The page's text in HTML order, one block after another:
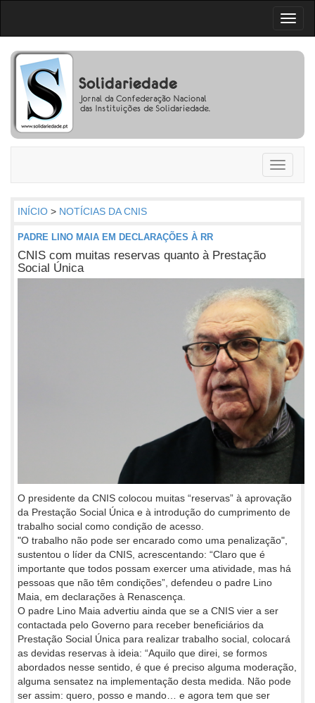
Toggle
INÍCIO > NOTÍCIAS DA CNIS
PADRE LINO MAIA EM DECLARAÇÕES À RR
CNIS com muitas reservas quanto à Prestação
Social Única
O presidente da CNIS colocou muitas “reservas” à aprovação
da Prestação Social Única e à introdução do cumprimento de
trabalho social como condição de acesso.
"O trabalho não pode ser encarado como uma penalização",
sustentou o líder da CNIS, acrescentando: “Claro que é
importante que todos possam exercer uma atividade, mas há
pessoas que não têm condições”, defendeu o padre Lino
Maia, em declarações à Renascença.
O padre Lino Maia advertiu ainda que se a CNIS vier a ser
contactada pelo Governo para receber beneficiários da
Prestação Social Única para realizar trabalho social, colocará
as devidas reservas à ideia: “Aquilo que direi, se formos
abordados nesse sentido, é que é preciso alguma moderação,
alguma sensatez na implementação desta medida. Não pode
ser assim: quero, posso e mando… e agora tem que ser